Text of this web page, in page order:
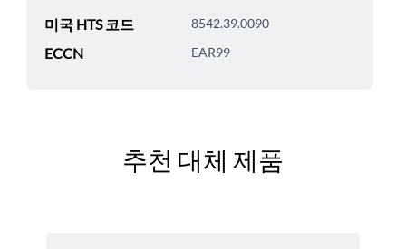
미국 HTS 코드 8542.39.0090
ECCN EAR99
추천 대체 제품